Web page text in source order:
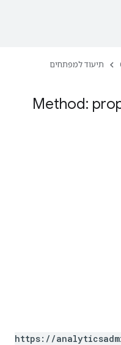
תיעוד למפתחים
Method:
https://